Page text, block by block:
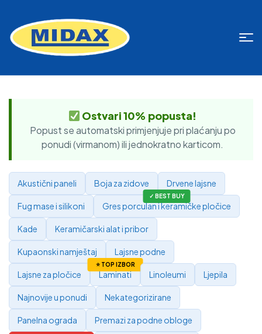
Ostvari 10% popusta!
Popust se automatski primjenjuje pri plaćanju po
ponudi (virmanom) ili jednokratno karticom.
Akustični paneli Boja za zidove Drvene lajsne
Fug mase i silikoni Gres porculan i keramičke pločice
Kade Keramičarski alat i pribor
Kupaonski namještaj Lajsne podne
Lajsne za pločice Laminati Linoleumi Ljepila
Najnovije u ponudi Nekategorizirane
Panelna ograda Premazi za podne obloge